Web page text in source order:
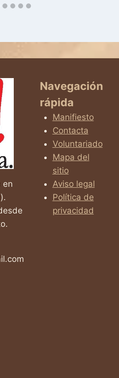
en
Navegación
rápida
Manifiesto
Contacta
Voluntariado
Mapa del
sitio
Aviso legal
Política de
privacidad